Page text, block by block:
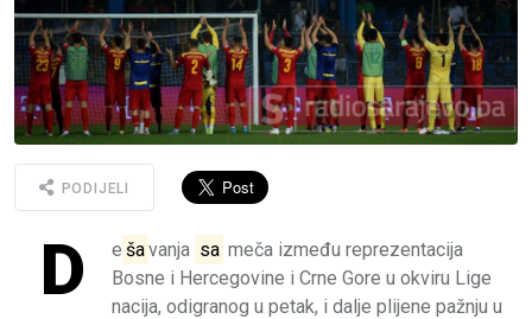
PODIJELI
D e šavanja sa meča između reprezentacija
Bosne i Hercegovine i Crne Gore u okviru Lige
nacija, odigranog u petak, i dalje plijene pažnju u